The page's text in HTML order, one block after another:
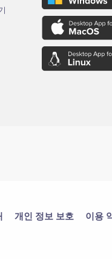
개인 정보 보호 이용